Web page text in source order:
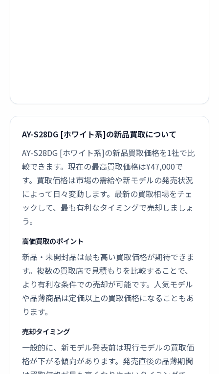
AY-S28DG [ホワイト系]の新品買取について
AY-S28DG [ホワイト系]の新品買取価格を1社で比
較できます。現在の最高買取価格は¥47,000で
す。買取価格は市場の需給や新モデルの発売状況
によって日々変動します。最新の買取相場をチェ
ックして、最も有利なタイミングで売却しましょ
う。
高価買取のポイント
新品・未開封品は最も高い買取価格が期待できま
す。複数の買取店で見積もりを比較することで、
より有利な条件での売却が可能です。人気モデル
や品薄商品は定価以上の買取価格になることもあ
ります。
売却タイミング
一般的に、新モデル発表前は現行モデルの買取価
格が下がる傾向があります。発売直後の品薄期間